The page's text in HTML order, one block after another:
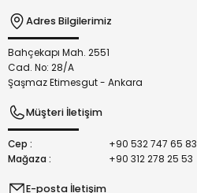
Adres Bilgilerimiz
Bahçekapı Mah. 2551
Cad. No: 28/A
Şaşmaz Etimesgut - Ankara
Müşteri İletişim
Cep :
+90 532 747 65 83
Mağaza :
+90 312 278 25 53
E-posta İletişim